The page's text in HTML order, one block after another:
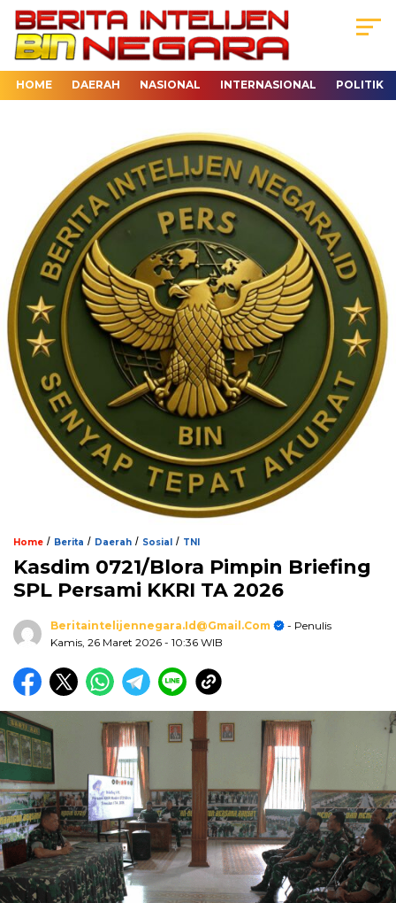
HOME DAERAH NASIONAL INTERNASIONAL POLITIK
Home / Berita / Daerah / Sosial / TNI
Kasdim 0721/Blora Pimpin Briefing
SPL Persami KKRI TA 2026
Beritaintelijennegara.id@gmail.com
- Penulis
Kamis, 26 Maret 2026 - 10:36 WIB